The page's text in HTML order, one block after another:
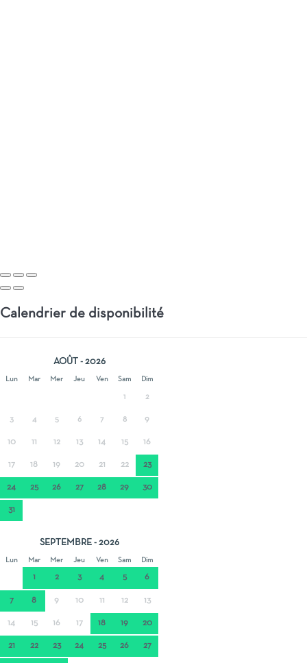
Calendrier de disponibilité
AOÛT - 2026
Lun Mar Mer Jeu Ven Sam Dim
1 2
3 4 5 6 7 8 9
10 11 12 13 14 15 16
17 18 19 20 21 22 23
24 25 26 27 28 29 30
31
SEPTEMBRE - 2026
Lun Mar Mer Jeu Ven Sam Dim
1 2 3 4 5 6
7 8 9 10 11 12 13
14 15 16 17 18 19 20
21 22 23 24 25 26 27